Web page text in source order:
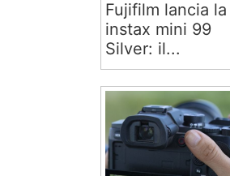
Fujifilm lancia la
instax mini 99
Silver: il...